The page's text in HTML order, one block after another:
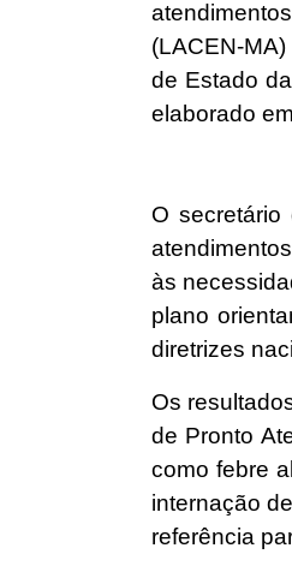
(LACEN-
de Estado
elaborado
O
às
plano
diretrizes
Os
de Pronto
como febre
internação
referência